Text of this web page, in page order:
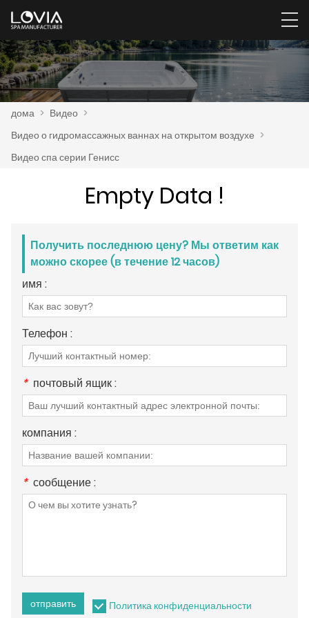
дома > Видео >
Видео о гидромассажных ваннах на открытом воздухе >
Видео спа серии Генисс
Empty Data !
Получить последнюю цену? Мы ответим как
можно скорее (в течение 12 часов)
имя :
Телефон :
* почтовый ящик :
компания :
* сообщение :
отправить Политика конфиденциальности